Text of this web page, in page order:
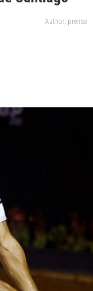
Author: prensa